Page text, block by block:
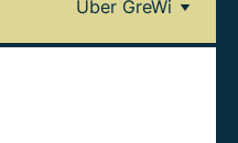
Über GreWi